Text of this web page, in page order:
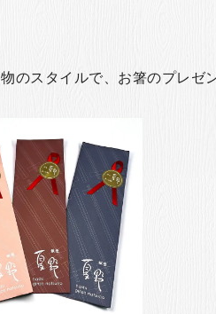
のスタイルで、お箸のプレゼ